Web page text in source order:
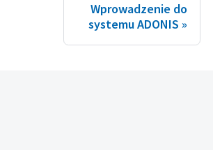
Wprowadzenie do
systemu ADONIS